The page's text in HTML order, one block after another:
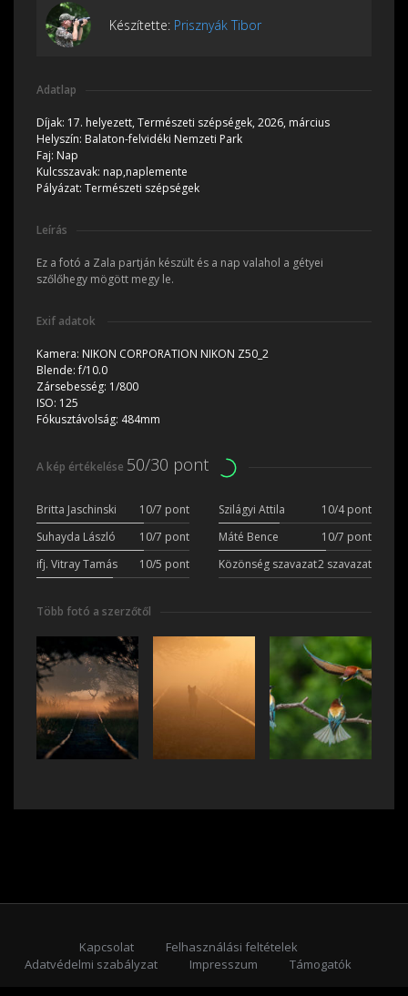
Készítette: Prisznyák Tibor
Adatlap
Díjak: 17. helyezett, Természeti szépségek, 2026, március
Helyszín: Balaton-felvidéki Nemzeti Park
Faj: Nap
Kulcsszavak: nap,naplemente
Pályázat: Természeti szépségek
Leírás
Ez a fotó a Zala partján készült és a nap valahol a gétyei
szőlőhegy mögött megy le.
Exif adatok
Kamera: NIKON CORPORATION NIKON Z50_2
Blende:f/10.0
Zársebesség: 1/800
ISO: 125
Fókusztávolság: 484mm
A kép értékelése 50/30 pont
Britta Jaschinski 10/7 pont Szilágyi Attila
10/4 pont
Suhayda László
10/7 pont Máté Bence
10/7 pont
ifj. Vitray Tamás
10/5 pont Közönség szavazat2 szavazat
Több fotó a szerzőtől
Kapcsolat
Felhasználási feltételek
Adatvédelmi szabályzat
Impresszum
Támogatók